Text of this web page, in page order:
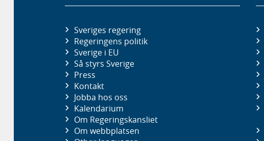
Sveriges regering
Regeringens politik
Sverige i EU
Så styrs Sverige
Press
Kontakt
Jobba hos oss
Kalendarium
Om Regeringskansliet
Om webbplatsen